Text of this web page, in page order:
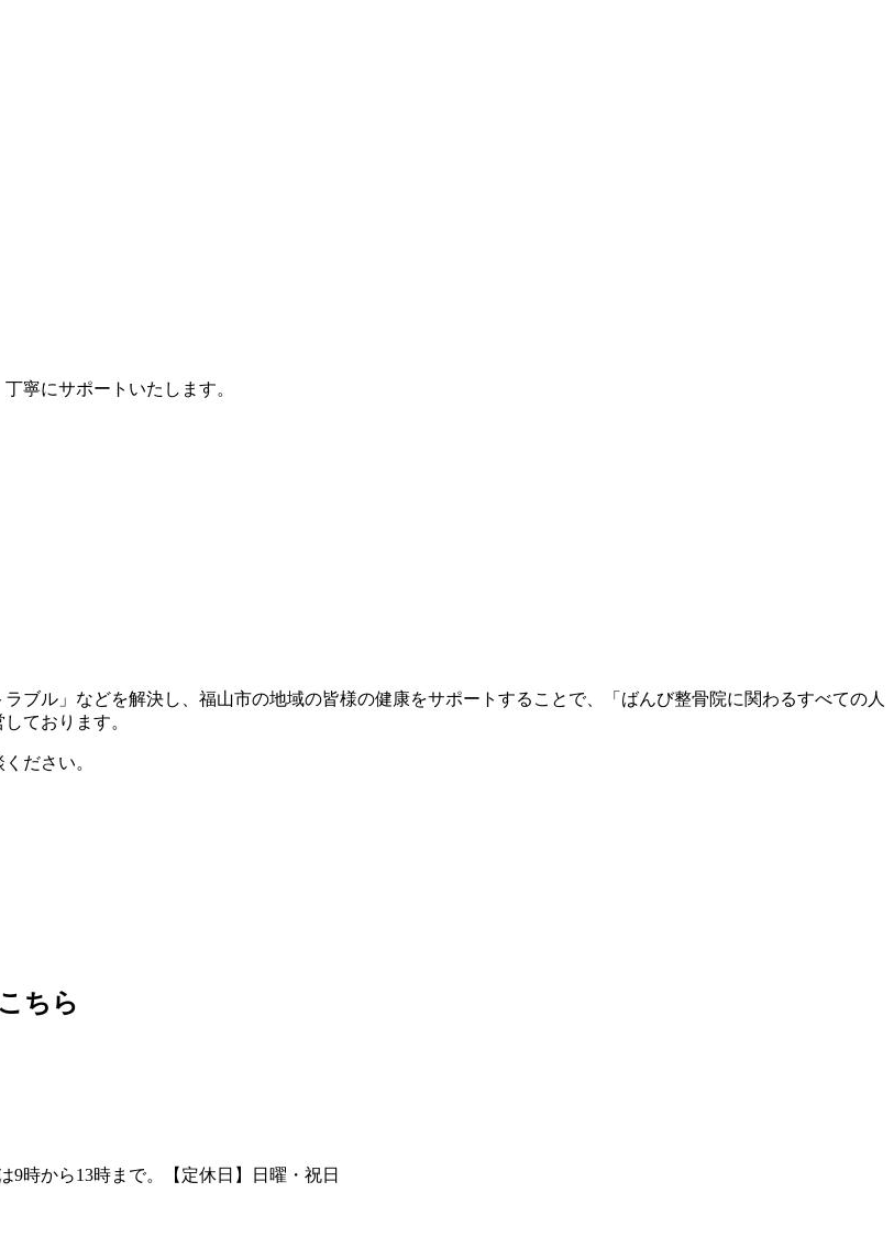
寧にサポートいたします。
ブル」などを解決し、福山市の地域の皆様の健康をサポートすることで、「ばんび整骨院に関わるすべての人
ております。
ださい。
ちら